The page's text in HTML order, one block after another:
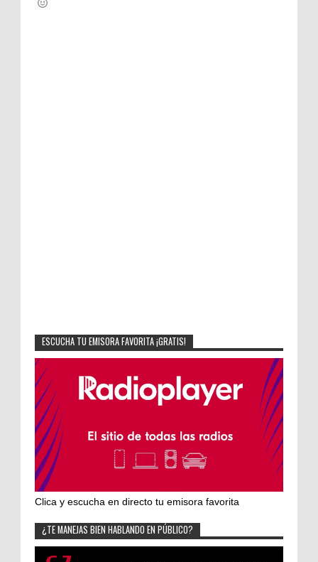
ESCUCHA TU EMISORA FAVORITA ¡GRATIS!
Clica y escucha en directo tu emisora favorita
¿TE MANEJAS BIEN HABLANDO EN PÚBLICO?